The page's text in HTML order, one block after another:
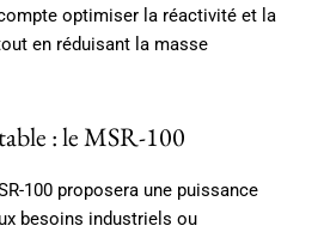
optimiser la réactivité et la
en réduisant la masse
: le MSR-100
100 proposera une puissance
besoins industriels ou